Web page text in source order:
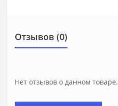
Отзывов (0)
Нет отзывов о данном товаре.